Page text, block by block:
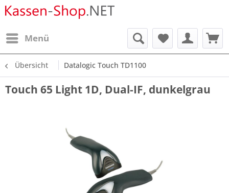
Menü
Übersicht Datalogic Touch TD1100
Touch 65 Light 1D, Dual-IF, dunkelgrau